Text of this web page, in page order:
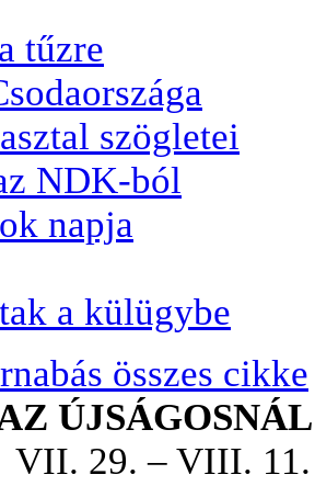
tűzre
szögletei
NDK-ból
napja
a külügybe
összes cikke
ÚJSÁGOSNÁL
VII. 29. – VIII. 11.